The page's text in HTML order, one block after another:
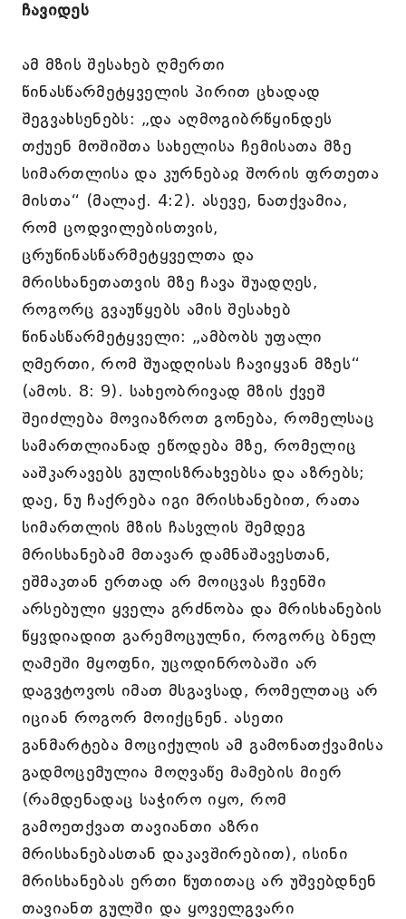
ჩავიდეს
ამ მზის შესახებ ღმერთი
წინასწარმეტყველის პირით ცხადად
შეგვახსენებს: „და აღმოგიბრწყინდეს
თქუენ მოშიშთა სახელისა ჩემისათა მზე
სიმართლისა და კურნებაჲ შორის ფრთეთა
მისთა“ (მალაქ. 4:2). ასევე, ნათქვამია,
რომ ცოდვილებისთვის,
ცრუწინასწარმეტყველთა და
მრისხანეთათვის მზე ჩავა შუადღეს,
როგორც გვაუწყებს ამის შესახებ
წინასწარმეტყველი: „ამბობს უფალი
ღმერთი, რომ შუადღისას ჩავიყვან მზეს“
(ამოს. 8: 9). სახეობრივად მზის ქვეშ
შეიძლება მოვიაზროთ გონება, რომელსაც
სამართლიანად ეწოდება მზე, რომელიც
ააშკარავებს გულისზრახვებსა და აზრებს;
დაე, ნუ ჩაქრება იგი მრისხანებით, რათა
სიმართლის მზის ჩასვლის შემდეგ
მრისხანებამ მთავარ დამნაშავესთან,
ეშმაკთან ერთად არ მოიცვას ჩვენში
არსებული ყველა გრძნობა და მრისხანების
წყვდიადით გარემოცულნი, როგორც ბნელ
ღამეში მყოფნი, უცოდინრობაში არ
დაგვტოვოს იმათ მსგავსად, რომელთაც არ
იციან როგორ მოიქცნენ. ასეთი
განმარტება მოციქულის ამ გამონათქვამისა
გადმოცემულია მოღვაწე მამების მიერ
(რამდენადაც საჭირო იყო, რომ
გამოეთქვათ თავიანთი აზრი
მრისხანებასთან დაკავშირებით), ისინი
მრისხანებას ერთი წუთითაც არ უშვებდნენ
თავიანთ გულში და ყოველგვარი